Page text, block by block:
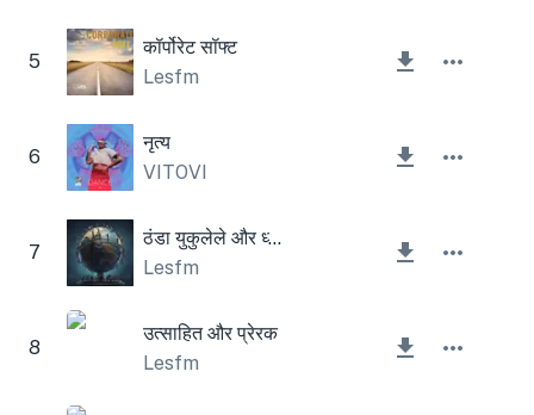
5
कॉर्पोरेट सॉफ्ट
Lesfm
6
नृत्य
VITOVI
7
ठंडा युकुलेले और ध्वनिक गिटार
Lesfm
8
उत्साहित और प्रेरक
Lesfm